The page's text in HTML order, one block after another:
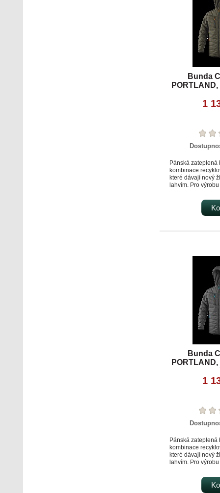
Bunda
1
Pánská zateplená
kombinace
které dávají nový
lahvím. Pro
Je vhodná do
aktivity. Bunda je
kapsami na zip,
náhradní táhla v
Podšívka 100 %
Zateplení 100 %
Bunda
1
Pánská zateplená
kombinace
které dávají nový
lahvím. Pro
Je vhodná do
aktivity. Bunda je
kapsami na zip,